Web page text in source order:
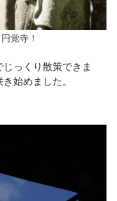
覚寺！
っくり散策できま
始めました。